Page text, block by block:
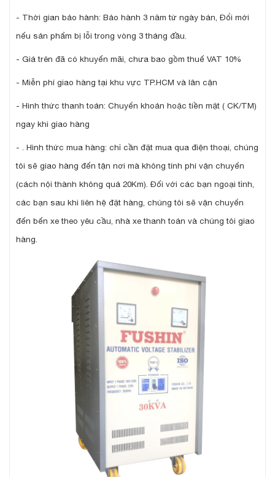
- Thời gian bảo hành: Bảo hành 3 năm từ ngày bán, Đổi mới
nếu sản phẩm bị lỗi trong vòng 3 tháng đầu.
- Giá trên đã có khuyến mãi, chưa bao gồm thuế VAT 10%
- Miễn phí giao hàng tại khu vực TP.HCM và lân cận
- Hình thức thanh toán: Chuyển khoản hoặc tiền mặt ( CK/TM)
ngay khi giao hàng
- . Hình thức mua hàng: chỉ cần đặt mua qua điện thoại, chúng
tôi sẽ giao hàng đến tận nơi mà không tính phí vận chuyển
(cách nội thành không quá 20Km). Đối với các bạn ngoại tỉnh,
các bạn sau khi liên hệ đặt hàng, chúng tôi sẽ vận chuyển
đến bến xe theo yêu cầu, nhà xe thanh toán và chúng tôi giao
hàng.